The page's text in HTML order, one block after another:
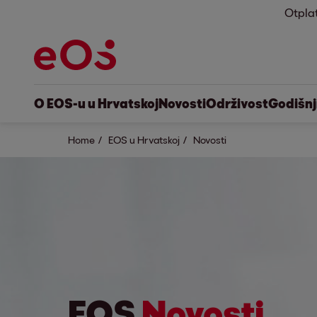
O EOS-u u HrvatskojNovostiOdrživost
Home EOS u Hrvatskoj Novosti